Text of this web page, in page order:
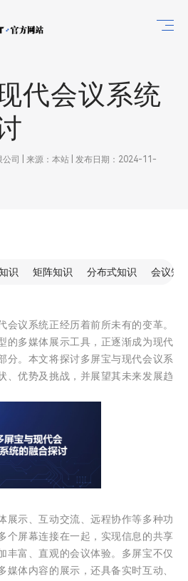
代会议系统
司 | 来源：本站 | 发布日期：2024-11-
识 矩阵知识 分布式知识 会议知
会议系统正经历着前所未有的变革。
的多媒体展示工具，正逐渐成为现代
分。本文将探讨多屏宝与现代会议系
、优势及挑战，并展望其未来发展趋
展示、互动交流、远程协作等多种功
个屏幕连接在一起，实现信息的共享
丰富、直观的会议体验。多屏宝不仅
媒体内容的展示，还具备实时互动、